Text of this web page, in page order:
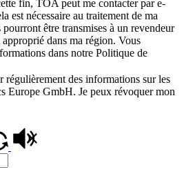
fin, TOA peut me contacter par e-
est nécessaire au traitement de ma
être transmises à un revendeur
dans ma région. Vous
dans notre Politique de
régulièrement des informations sur les
Europe GmbH. Je peux révoquer mon